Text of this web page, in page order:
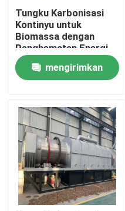
Rumah
Produk
Tampilan VR
Tentang kita
Wisata pabrik
Kontrol kualitas
Tungku Karbonisasi
Kontinyu untuk
Biomassa dengan
Penghematan Energi
dan Kualitas
Karbonisasi Tinggi
mengirimkan